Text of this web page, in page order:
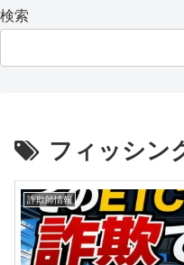
検索
フィッシン
詐欺師情報